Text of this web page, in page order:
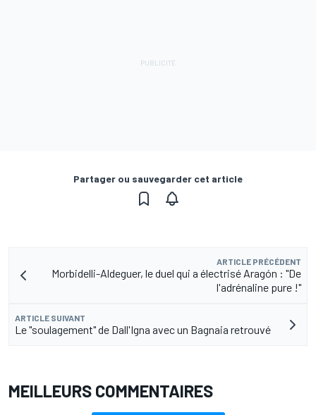
Partager ou sauvegarder cet article
ARTICLE PRÉCÉDENT
Morbidelli-Aldeguer, le duel qui a électrisé Aragón : "De
l'adrénaline pure !"
ARTICLE SUIVANT
Le "soulagement" de Dall'Igna avec un Bagnaia retrouvé
MEILLEURS COMMENTAIRES